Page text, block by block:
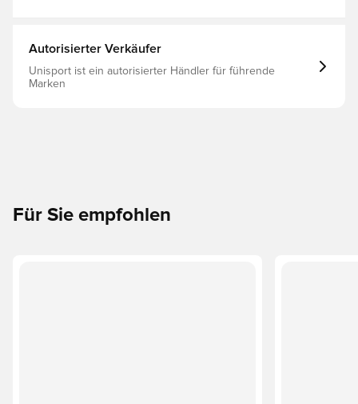
Autorisierter Verkäufer
Unisport ist ein autorisierter Händler für führende
Marken
Für Sie empfohlen